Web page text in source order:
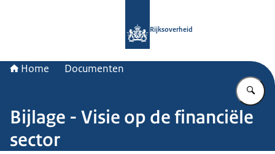
Rijksoverheid
Home Documenten
Bijlage - Visie op de financiële
sector